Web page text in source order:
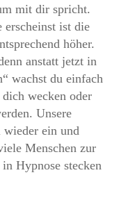
mit dir spricht.
erscheinst ist die
höher.
anstatt jetzt in
wachst du einfach
wecken oder
Unsere
wieder ein und
Menschen zur
Hypnose stecken